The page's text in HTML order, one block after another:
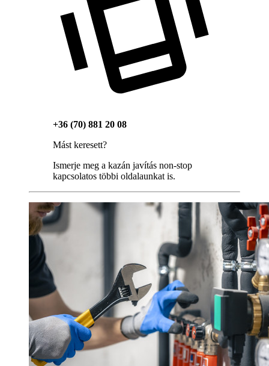
+36 (70) 881 20 08
Mást keresett?
Ismerje meg a kazán javítás non-stop
kapcsolatos többi oldalaunkat is.